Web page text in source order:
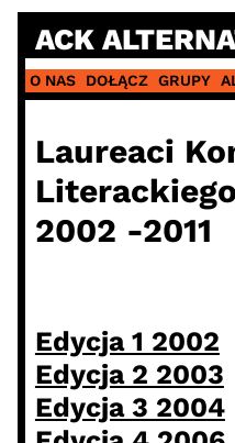
Skip
content
ACK
O NAS DOŁĄCZ GRUPY
Laureaci
2002 -2011
Edycja 1 2002
Edycja 2 2003
Edycja 3 2004